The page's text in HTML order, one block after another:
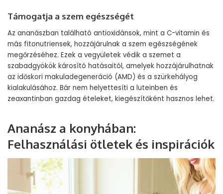
Támogatja a szem egészségét
Az ananászban található antioxidánsok, mint a C-vitamin és
más fitonutriensek, hozzájárulnak a szem egészségének
megőrzéséhez. Ezek a vegyületek védik a szemet a
szabadgyökök károsító hatásaitól, amelyek hozzájárulhatnak
az időskori makuladegeneráció (AMD) és a szürkehályog
kialakulásához. Bár nem helyettesíti a luteinben és
zeaxantinban gazdag ételeket, kiegészítőként hasznos lehet.
Ananász a konyhában:
Felhasználási ötletek és inspirációk